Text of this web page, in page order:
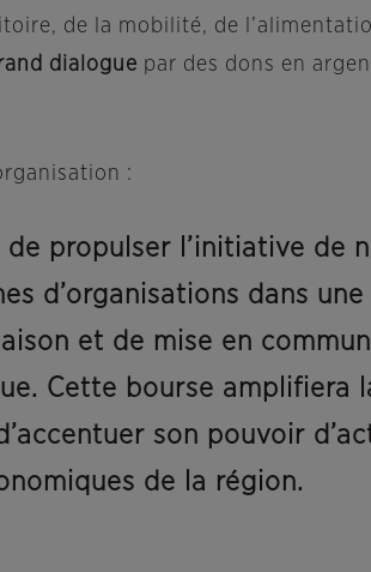
de la mobilité, de
dialogue par des dons en
:
de propulser l’initiative de
d’organisations dans une
et de mise en
Cette bourse amplifiera
son pouvoir
de la région.